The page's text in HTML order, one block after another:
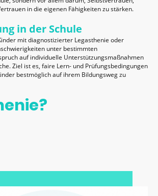
in die eigenen Fähigkeiten zu stärken.
in der Schule
mit diagnostizierter Legasthenie oder
unter bestimmten
auf individuelle Unterstützungsmaßnahmen
Ziel ist es, faire Lern- und Prüfungsbedingungen
bestmöglich auf ihrem Bildungsweg zu